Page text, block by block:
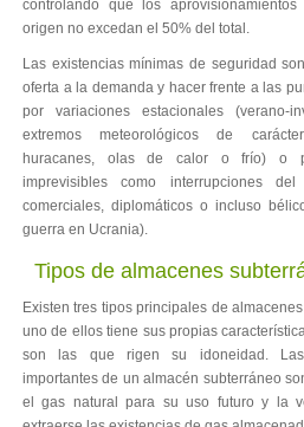
controlando que los
origen no excedan el 50% del total.
Las existencias mínimas de seguridad
oferta a la demanda y hacer frente a las
por variaciones estacionales (verano-
extremos meteorológicos de
huracanes, olas de calor o frío) o
imprevisibles como interrupciones
comerciales, diplomáticos o incluso
guerra en Ucrania).
Tipos de almacenes
Existen tres tipos principales de
uno de ellos tiene sus propias
son las que rigen su idoneidad. Las
importantes de un almacén subterráneo
el gas natural para su uso futuro y la